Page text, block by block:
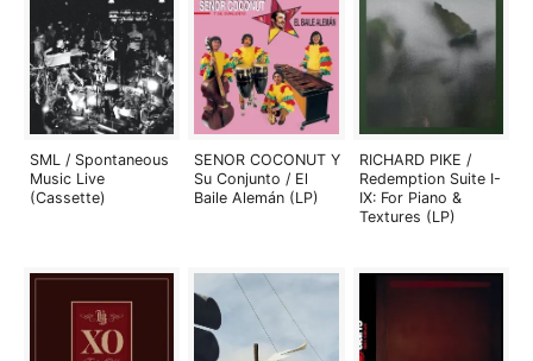
SML / Spontaneous
Music Live
(Cassette)
SENOR COCONUT Y
Su Conjunto / El
Baile Alemán (LP)
RICHARD PIKE /
Redemption Suite I-
IX: For Piano &
Textures (LP)